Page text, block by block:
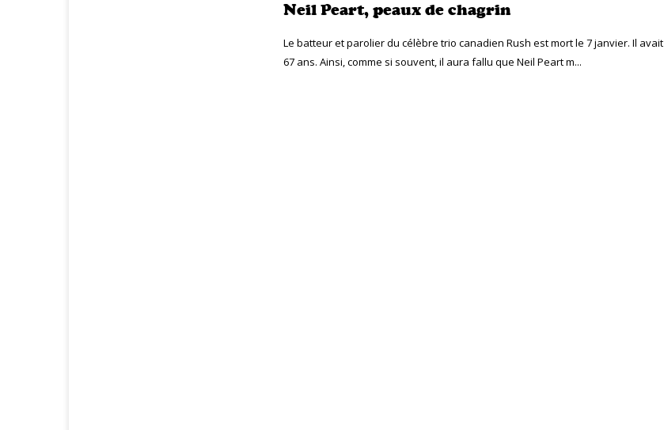
Neil Peart, peaux de chagrin
Le batteur et parolier du célèbre trio canadien Rush est mort le 7 janvier. Il avait
67 ans. Ainsi, comme si souvent, il aura fallu que Neil Peart m...